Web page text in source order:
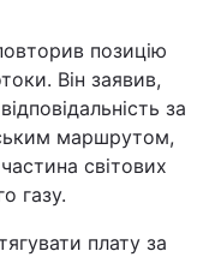
позицію
Він заявив,
за
маршрутом,
світових
газу.
плату за